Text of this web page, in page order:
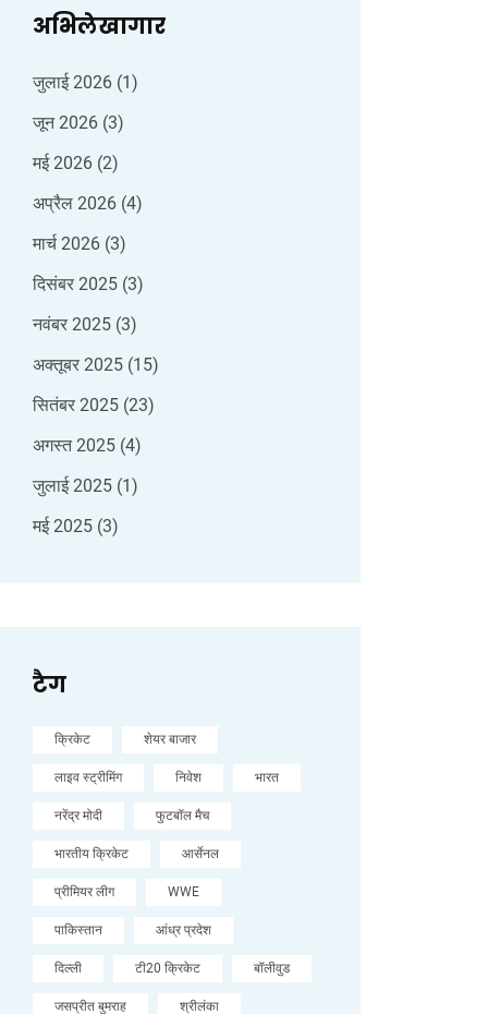
अभिलेखागार
जुलाई 2026 (1)
जून 2026 (3)
मई 2026 (2)
अप्रैल 2026 (4)
मार्च 2026 (3)
दिसंबर 2025 (3)
नवंबर 2025 (3)
अक्तूबर 2025 (15)
सितंबर 2025 (23)
अगस्त 2025 (4)
जुलाई 2025 (1)
मई 2025 (3)
टैग
क्रिकेट शेयर बाजार
लाइव स्ट्रीमिंग निवेश भारत
नरेंद्र मोदी फुटबॉल मैच
भारतीय क्रिकेट आर्सेनल
प्रीमियर लीग WWE
पाकिस्तान आंध्र प्रदेश
दिल्ली टी20 क्रिकेट बॉलीवुड
जसप्रीत बुमराह श्रीलंका